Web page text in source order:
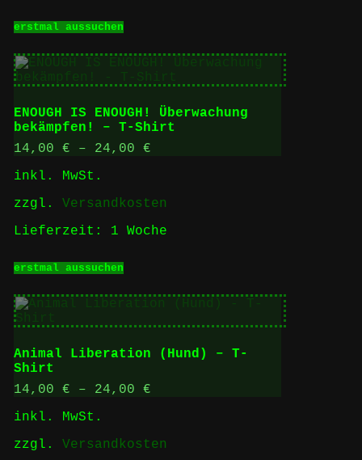
erstmal aussuchenProdukt
mehrere
Varianten
auf.
Die
Optionen
können
auf
werden
ENOUGH IS ENOUGH! Überwachung
bekämpfen! – T-Shirt
14,00 € – 24,00 €
inkl. MwSt.
zzgl. Versandkosten
Lieferzeit: 1 Woche
erstmal aussuchenProdukt
mehrere
auf.
Die
Optionen
auf
werden
Animal Liberation (Hund) – T-
Shirt
14,00 € – 24,00 €
inkl. MwSt.
zzgl. Versandkosten